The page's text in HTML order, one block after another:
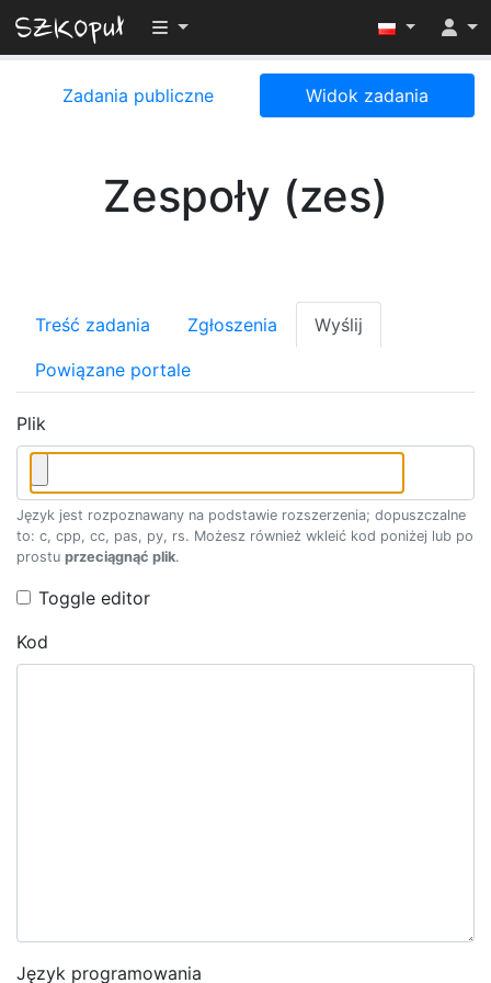
Przełącz widoczność menu
Zadania publiczne Widok zadania
Zespoły (zes)
Treść zadania Zgłoszenia Wyślij
Powiązane portale
Plik
Język jest rozpoznawany na podstawie rozszerzenia; dopuszczalne
to: c, cpp, cc, pas, py, rs. Możesz również wkleić kod poniżej lub po
prostu przeciągnąć plik.
Toggle editor
Kod
Język programowania